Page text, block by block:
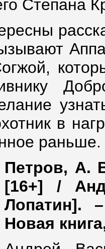
Степана
в
раньше.
Петров, А.
[16+] /
Лопатин].
Новая